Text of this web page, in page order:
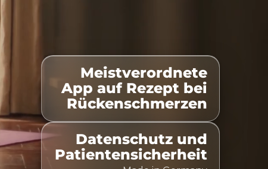
Meistverordnete
App auf Rezept bei
Rückenschmerzen
Datenschutz und
Patientensicherheit
100% Kostenübernahme Zeitlich flexibel